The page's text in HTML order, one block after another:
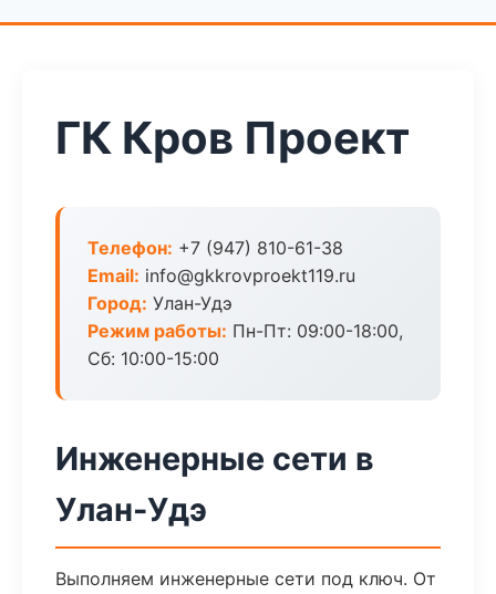
ГК Кров Проект
Телефон: +7 (947) 810-61-38
Email: info@gkkrovproekt119.ru
Город: Улан-Удэ
Режим работы: Пн-Пт: 09:00-18:00,
Сб: 10:00-15:00
Инженерные сети в
Улан-Удэ
Выполняем инженерные сети под ключ. От